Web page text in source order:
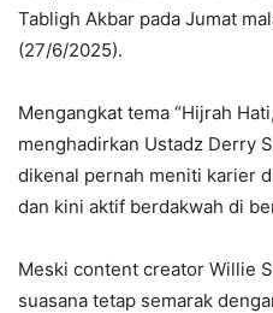
Tabligh Akbar pada Jumat
(27/6/2025).
Mengangkat tema “Hijrah
menghadirkan Ustadz Derry
dikenal pernah meniti karier
dan kini aktif berdakwah di
Meski content creator Willie
suasana tetap semarak